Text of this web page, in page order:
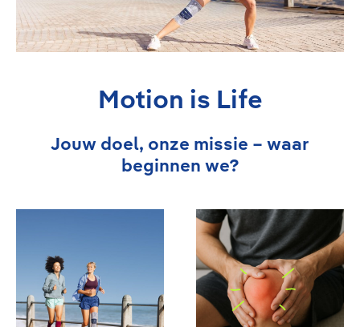
Motion is Life
Jouw doel, onze missie – waar
beginnen we?